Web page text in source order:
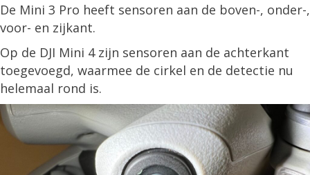
De Mini 3 Pro heeft sensoren aan de boven-, onder-,
voor- en zijkant.
Op de DJI Mini 4 zijn sensoren aan de achterkant
toegevoegd, waarmee de cirkel en de detectie nu
helemaal rond is.